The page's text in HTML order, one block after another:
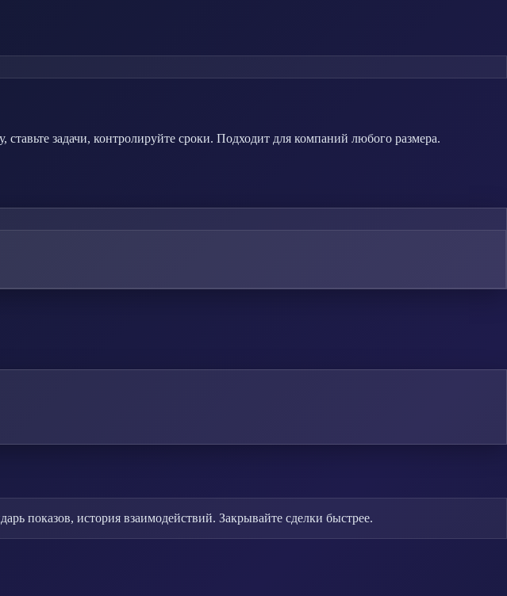
задачи, контролируйте сроки. Подходит для компаний любого размера.
показов, история взаимодействий. Закрывайте сделки быстрее.